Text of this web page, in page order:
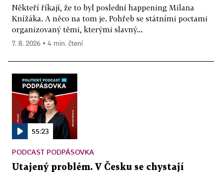
Někteří říkají, že to byl poslední happening Milana
Knížáka. A něco na tom je. Pohřeb se státními poctami
organizovaný těmi, kterými slavný...
7. 8. 2026 ▪ 4 min. čtení
55:23
PODCAST PODPÁSOVKA
Utajený problém. V Česku se chystají